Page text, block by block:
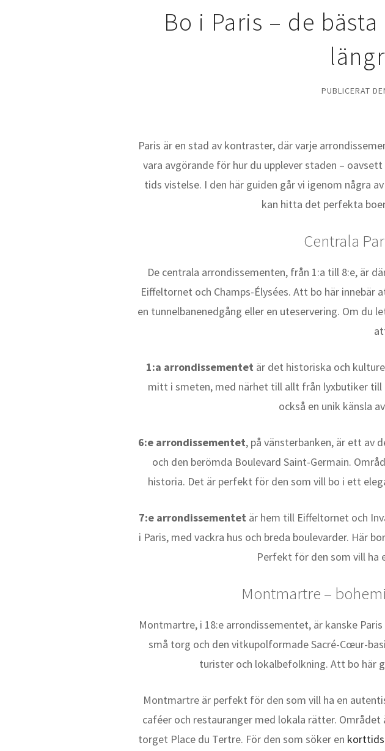
Bo i Paris – de
PUBLICERAT
Paris är en stad av kontraster, där varje
vara avgörande för hur du upplever staden –
tids vistelse. I den här guiden går vi igenom några
kan hitta det perfekta
Centrala
De centrala arrondissementen, från 1:a till 8:e, är
Eiffeltornet och Champs-Élysées. Att bo här
en tunnelbanenedgång eller en uteservering. Om du
1:a arrondissementet är det historiska och
mitt i smeten, med närhet till allt från lyxbutiker till
också en unik känsla
6:e arrondissementet, på vänsterbanken, är ett av
och den berömda Boulevard Saint-Germain.
historia. Det är perfekt för den som vill bo i ett
7:e arrondissementet är hem till Eiffeltornet och
i Paris, med vackra hus och breda boulevarder. Här
Perfekt för den som vill ha
Montmartre –
Montmartre, i 18:e arrondissementet, är kanske
små torg och den vitkupolformade Sacré-Cœur-
turister och lokalbefolkning. Att bo här
Montmartre är perfekt för den som vill ha en
caféer och restauranger med lokala rätter.
torget Place du Tertre. För den som söker en